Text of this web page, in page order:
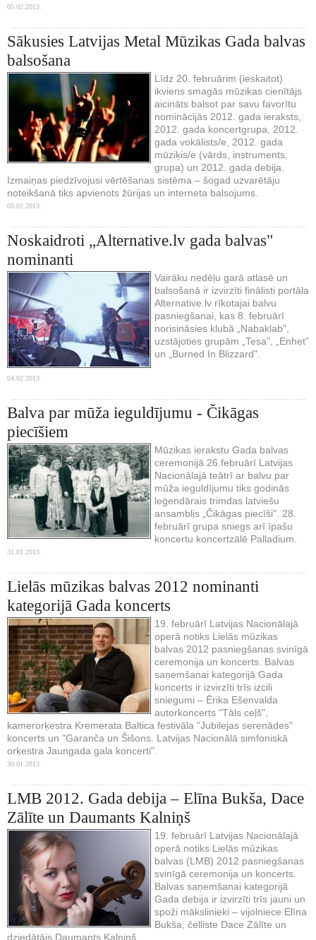
05.02.2013.
Sākusies Latvijas Metal Mūzikas Gada balvas
balsošana
Līdz 20. februārim (ieskaitot)
ikviens smagās mūzikas cienītājs
aicināts balsot par savu favorītu
nominācijās 2012. gada ieraksts,
2012. gada koncertgrupa, 2012.
gada vokālists/e, 2012. gada
mūziķis/e (vārds, instruments,
grupa) un 2012. gada debija.
Izmaiņas piedzīvojusi vērtēšanas sistēma – šogad uzvarētāju
noteikšanā tiks apvienots žūrijas un interneta balsojums.
05.02.2013.
Noskaidroti „Alternative.lv gada balvas"
nominanti
Vairāku nedēļu garā atlasē un
balsošanā ir izvirzīti finālisti portāla
Alternative.lv rīkotajai balvu
pasniegšanai, kas 8. februārī
norisināsies klubā „Nabaklab",
uzstājoties grupām „Tesa", „Enhet"
un „Burned In Blizzard".
04.02.2013.
Balva par mūža ieguldījumu - Čikāgas
piecīšiem
Mūzikas ierakstu Gada balvas
ceremonijā 26.februārī Latvijas
Nacionālajā teātrī ar balvu par
mūža ieguldījumu tiks godinās
leģendārais trimdas latviešu
ansamblis „Čikāgas piecīši". 28.
februārī grupa sniegs arī īpašu
koncertu koncertzālē Palladium.
31.01.2013.
Lielās mūzikas balvas 2012 nominanti
kategorijā Gada koncerts
19. februārī Latvijas Nacionālajā
operā notiks Lielās mūzikas
balvas 2012 pasniegšanas svinīgā
ceremonija un koncerts. Balvas
saņemšanai kategorijā Gada
koncerts ir izvirzīti trīs izcili
sniegumi – Ērika Ešenvalda
autorkoncerts "Tāls ceļš",
kamerorķestra Kremerata Baltica festivāla "Jubilejas serenādes"
koncerts un "Garanča un Šišons. Latvijas Nacionālā simfoniskā
orķestra Jaungada gala koncerti".
30.01.2013.
LMB 2012. Gada debija – Elīna Bukša, Dace
Zālīte un Daumants Kalniņš
19. februārī Latvijas Nacionālajā
operā notiks Lielās mūzikas
balvas (LMB) 2012 pasniegšanas
svinīgā ceremonija un koncerts.
Balvas saņemšanai kategorijā
Gada debija ir izvirzīti trīs jauni un
spoži mākslinieki – vijolniece Elīna
Bukša, čelliste Dace Zālīte un
dziedātājs Daumants Kalniņš.